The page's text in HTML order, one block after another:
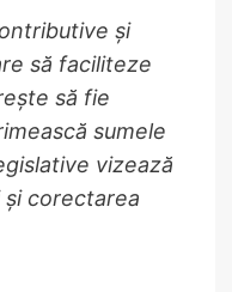
și
să faciliteze
să fie
sumele
vizează
corectarea